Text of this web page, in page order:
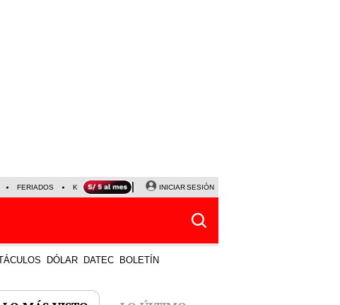
FERIADOS KEIKO FUJIMORI NALDY SALDAÑA
INICIAR SESIÓN
DÓLAR DATEC BOLETÍN